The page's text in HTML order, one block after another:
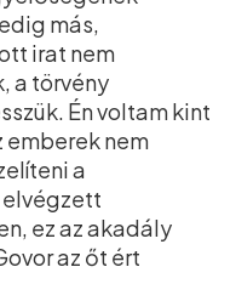
más,
irat nem
a törvény
Én voltam kint
emberek nem
a
elvégzett
ez az akadály
az őt ért